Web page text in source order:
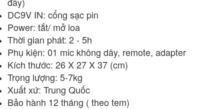
DC9V IN: cổng sạc pin
Power: tắt/ mở loa
Thời gian phát: 2 - 5h
Phụ kiện: 01 mic không dây, remote, adapter
Kích thước: 26 X 27 X 37 (cm)
Trọng lượng: 5-7kg
Xuất xứ: Trung Quốc
Bảo hành 12 tháng ( theo tem)